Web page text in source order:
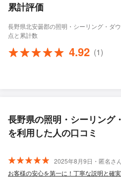
累計評価
長野県北安曇郡の照明・シーリング・ダ
点と累計数
4.92 (1)
長野県の照明・シーリング
を利用した人の口コミ
2025年8月9日・匿名さ
お客様の安心を第一に！丁寧な説明と確